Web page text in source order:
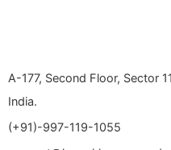
A-177, Second Floor, Sector
India.
(+91)-997-119-1055